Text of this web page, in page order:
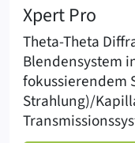
Xpert Pro
Theta-Theta
Blendensystem
fokussierendem
Strahlung)/